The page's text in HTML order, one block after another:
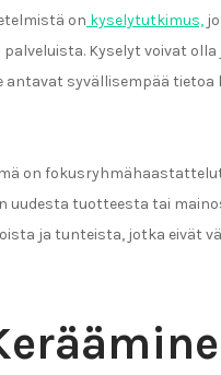
on kyselytutkimus,
Kyselyt voivat
antavat syvällisempää
on
uudesta tuotteesta tai
ja tunteista, jotka eivät